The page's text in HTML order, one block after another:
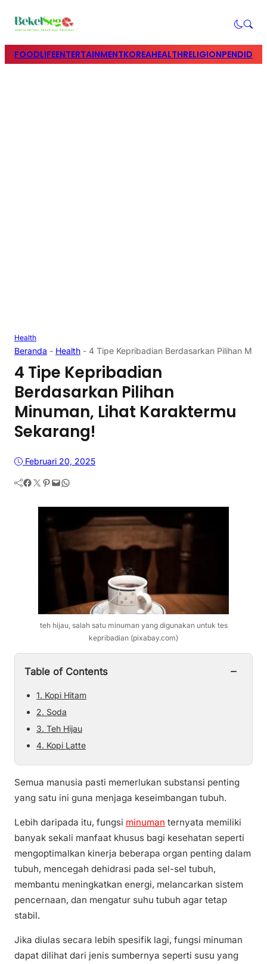
FOODLIFEENTERTAINMENTKOREAHEALTHRELIGION
Health
Beranda - Health - 4 Tipe Kepribadian Berdasarkan Pilihan
4 Tipe Kepribadian
Berdasarkan Pilihan
Minuman, Lihat Karaktermu
Sekarang!
Februari 20, 2025
Facebook Twitter Pinterest Mail WhatsApp
teh hijau, salah satu minuman yang digunakan untuk tes
kepribadian (pixabay.com)
Table of Contents −
1. Kopi Hitam
2. Soda
3. Teh Hijau
4. Kopi Latte
Semua manusia pasti memerlukan substansi penting
yang satu ini guna menjaga keseimbangan tubuh.
Lebih daripada itu, fungsi minuman ternyata memiliki
banyak sekali manfaat khusus bagi kesehatan seperti
mengoptimalkan kinerja beberapa organ penting dalam
tubuh, mencegah dehidrasi pada sel-sel tubuh,
membantu meningkatkan energi, melancarkan sistem
pencernaan, dan mengatur suhu tubuh agar tetap
stabil.
Jika diulas secara lebih spesifik lagi, fungsi minuman
dapat dilihat dari jenis sumbernya seperti susu yang